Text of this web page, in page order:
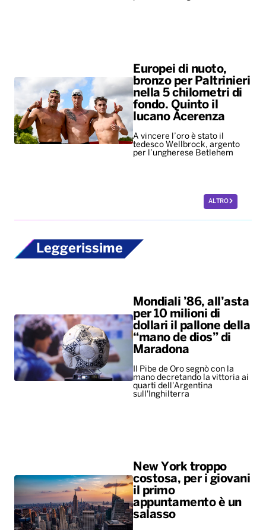
Europei di nuoto,
bronzo per Paltrinieri
nella 5 chilometri di
fondo. Quinto il
lucano Acerenza
A vincere l’oro è stato il
tedesco Wellbrock, argento
per l’ungherese Betlehem
ALTRO
Leggerissime
Mondiali ’86, all’asta
per 10 milioni di
dollari il pallone della
“mano de dios” di
Maradona
Il Pibe de Oro segnò con la
mano decretando la vittoria ai
quarti dell'Argentina
sull'Inghilterra
New York troppo
costosa, per i giovani
il primo
appuntamento è un
salasso